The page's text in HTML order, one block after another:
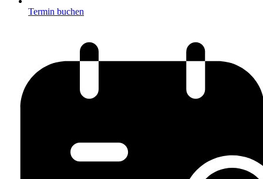
Termin buchen